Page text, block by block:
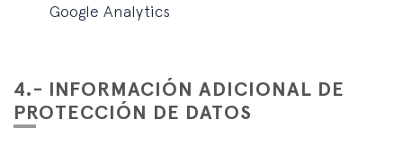
Google Analytics
4.- INFORMACIÓN ADICIONAL DE
PROTECCIÓN DE DATOS